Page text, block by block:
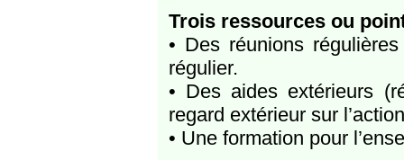
Trois ressources ou
• Des réunions
régulier.
• Des aides extérieurs
regard extérieur sur
• Une formation pour